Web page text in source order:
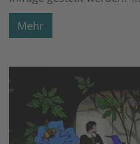
Mehr